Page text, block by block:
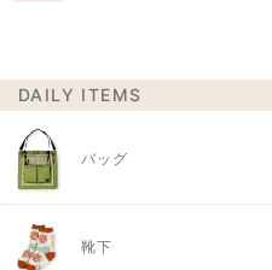
DAILY ITEMS
バッグ
靴下